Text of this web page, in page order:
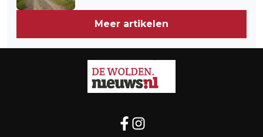
Meer artikelen